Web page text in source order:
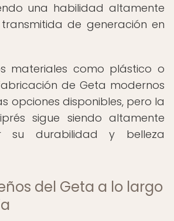
una habilidad altamente
de generación en
materiales como plástico o
de Geta modernos
opciones disponibles, pero la
sigue siendo altamente
su durabilidad y belleza
del Geta a lo largo